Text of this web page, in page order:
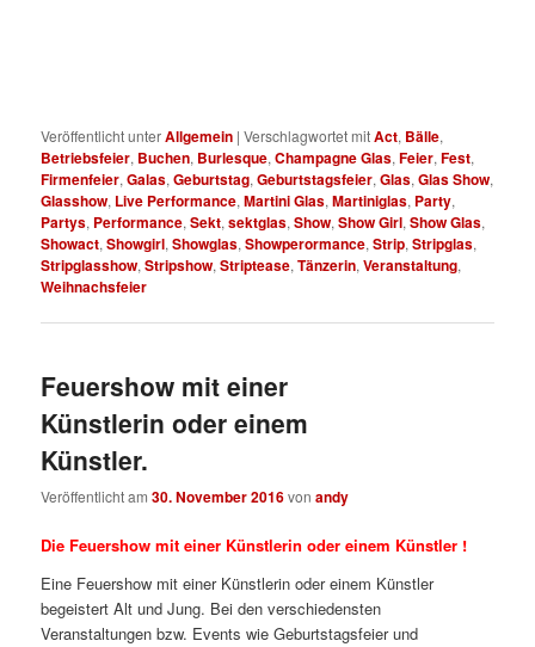
Veröffentlicht unterAllgemein |Verschlagwortet mitAct, Bälle,
Betriebsfeier, Buchen, Burlesque,Champagne Glas,Feier,Fest,
Firmenfeier,Galas,Geburtstag,Geburtstagsfeier,Glas,Glas Show,
Glasshow, Live Performance,Martini Glas,Martiniglas, Party,
Partys, Performance,Sekt,sektglas,Show,Show Girl,Show Glas,
Showact,Showgirl,Showglas,Showperormance,Strip,Stripglas,
Stripglasshow,Stripshow,Striptease,Tänzerin,Veranstaltung,
Weihnachsfeier
Feuershow mit einer
Künstlerin oder einem
Künstler.
Veröffentlicht am30. November 2016vonandy
Die Feuershow mit einer Künstlerin oder einem Künstler !
Eine Feuershow mit einer Künstlerin oder einem Künstler
begeistert Alt und Jung. Bei den verschiedensten
Veranstaltungen bzw. Events wie Geburtstagsfeier und